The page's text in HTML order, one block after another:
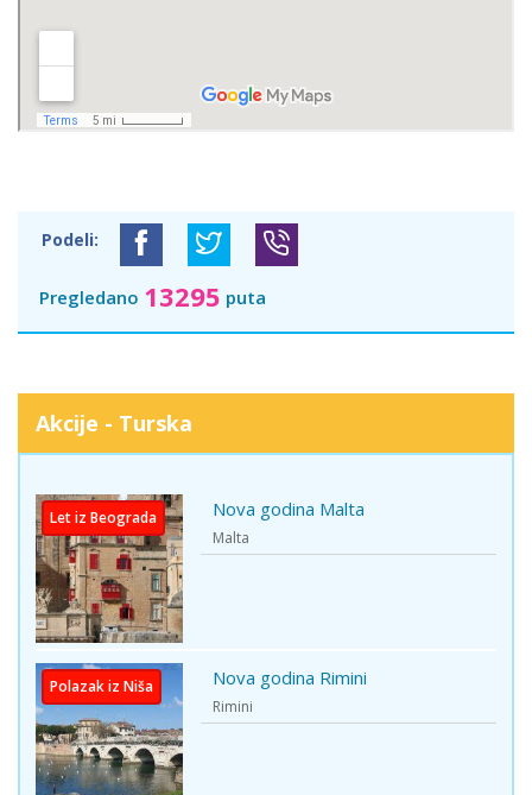
Podeli:
Pregledano 13295 puta
Akcije - Turska
Let iz Beograda Nova godina Malta
Malta
Polazak iz Niša Nova godina Rimini
Rimini